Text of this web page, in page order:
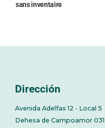
sans inventaire
Dirección
Avenida Adelfas 12 - Local 5
Dehesa de Campoamor